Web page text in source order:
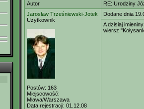
Autor
RE: Urodziny
Jarosław Trześniewski-Jotek
Użytkownik
Postów: 163
Miejscowość:
Mława/Warszawa
Data rejestracji: 01.12.08
Dodane dnia
A dzisiaj
wiersz